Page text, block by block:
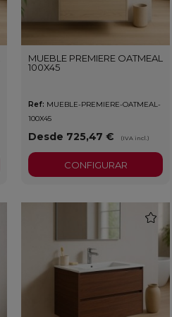
MUEBLE PREMIERE OATMEAL
100X45
Ref: MUEBLE-PREMIERE-OATMEAL-
100X45
Desde 725,47 € (IVA incl.)
CONFIGURAR